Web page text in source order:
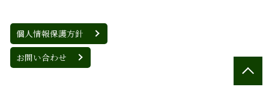
個人情報保護方針
お問い合わせ